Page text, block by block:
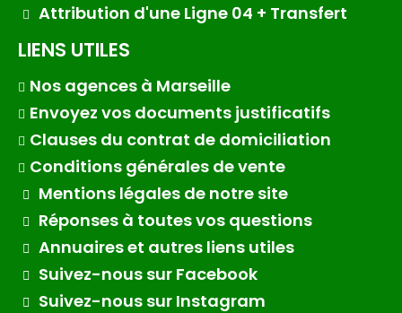
Attribution d'une Ligne 04 + Transfert
LIENS UTILES
Nos agences à Marseille
Envoyez vos documents justificatifs
Clauses du contrat de domiciliation
Conditions générales de vente
Mentions légales de notre site
Réponses à toutes vos questions
Annuaires et autres liens utiles
Suivez-nous sur Facebook
Suivez-nous sur Instagram